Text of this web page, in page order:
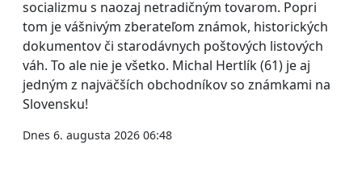
socializmu s naozaj netradičným tovarom. Popri
tom je vášnivým zberateľom známok, historických
dokumentov či starodávnych poštových listových
váh. To ale nie je všetko. Michal Hertlík (61) je aj
jedným z najväčších obchodníkov so známkami na
Slovensku!
Dnes 6. augusta 2026 06:48